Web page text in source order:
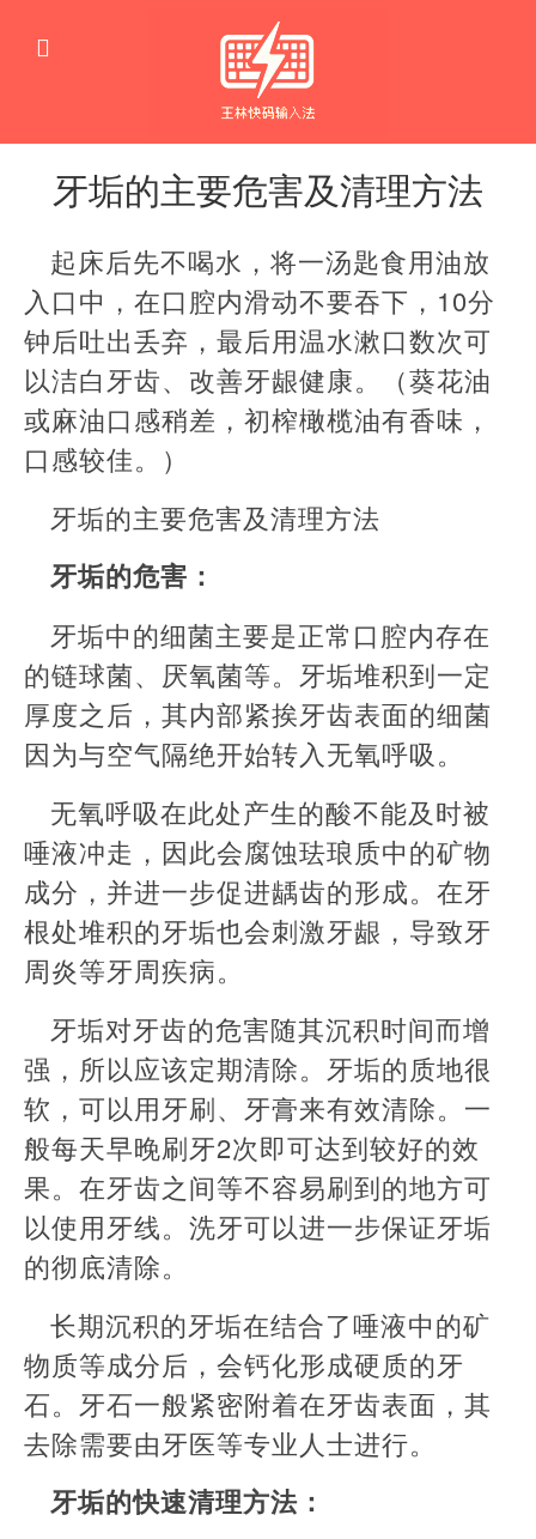
牙垢的主要危害及清理方法
起床后先不喝水，将一汤匙食用油放
入口中，在口腔内滑动不要吞下，10分
钟后吐出丢弃，最后用温水漱口数次可
以洁白牙齿、改善牙龈健康。（葵花油
或麻油口感稍差，初榨橄榄油有香味，
口感较佳。）
牙垢的主要危害及清理方法
牙垢的危害：
牙垢中的细菌主要是正常口腔内存在
的链球菌、厌氧菌等。牙垢堆积到一定
厚度之后，其内部紧挨牙齿表面的细菌
因为与空气隔绝开始转入无氧呼吸。
无氧呼吸在此处产生的酸不能及时被
唾液冲走，因此会腐蚀珐琅质中的矿物
成分，并进一步促进龋齿的形成。在牙
根处堆积的牙垢也会刺激牙龈，导致牙
周炎等牙周疾病。
牙垢对牙齿的危害随其沉积时间而增
强，所以应该定期清除。牙垢的质地很
软，可以用牙刷、牙膏来有效清除。一
般每天早晚刷牙2次即可达到较好的效
果。在牙齿之间等不容易刷到的地方可
以使用牙线。洗牙可以进一步保证牙垢
的彻底清除。
长期沉积的牙垢在结合了唾液中的矿
物质等成分后，会钙化形成硬质的牙
石。牙石一般紧密附着在牙齿表面，其
去除需要由牙医等专业人士进行。
牙垢的快速清理方法：